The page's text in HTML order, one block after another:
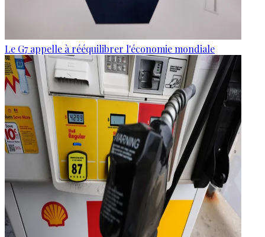
Le G7 appelle à rééquilibrer l'économie mondiale